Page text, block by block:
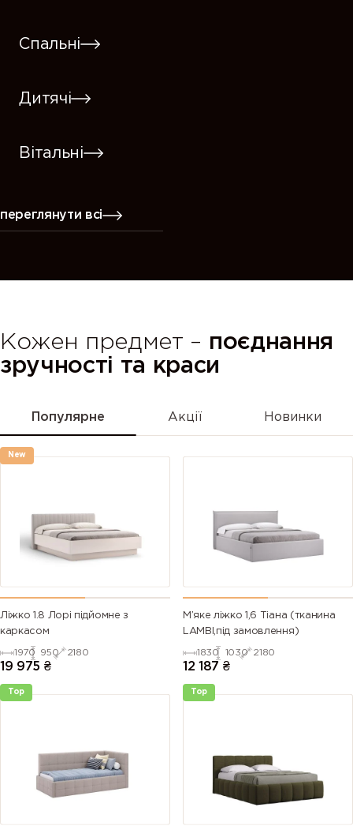
Спальні
Дитячі
Вітальні
переглянути всі
Кожен предмет – поєднання
зручності та краси
Популярне Акції Новинки
New
Ліжко 1.8 Лорі підйомне з
каркасом
1970 950 2180
19 975 ₴
М’яке ліжко 1,6 Тіана (тканина
LAMBI,під замовлення)
1830 1030 2180
12 187 ₴
Top Top